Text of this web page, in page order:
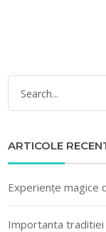
ARTICOLE
Experiențe magice
Importanta traditiei